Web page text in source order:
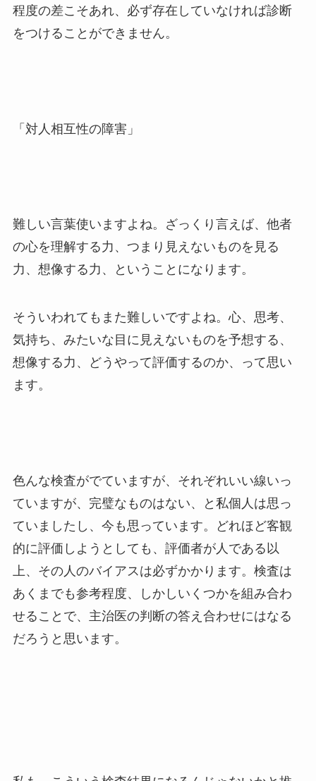
程度の差こそあれ、必ず存在していなければ診断
をつけることができません。
「対人相互性の障害」
難しい言葉使いますよね。ざっくり言えば、他者
の心を理解する力、つまり見えないものを見る
力、想像する力、ということになります。
そういわれてもまた難しいですよね。心、思考、
気持ち、みたいな目に見えないものを予想する、
想像する力、どうやって評価するのか、って思い
ます。
色んな検査がでていますが、それぞれいい線いっ
ていますが、完璧なものはない、と私個人は思っ
ていましたし、今も思っています。どれほど客観
的に評価しようとしても、評価者が人である以
上、その人のバイアスは必ずかかります。検査は
あくまでも参考程度、しかしいくつかを組み合わ
せることで、主治医の判断の答え合わせにはなる
だろうと思います。